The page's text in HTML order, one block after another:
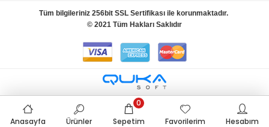
Tüm bilgileriniz 256bit SSL Sertifikası ile korunmaktadır.
© 2021 Tüm Hakları Saklıdır
Anasayfa Ürünler Sepetim
0
Favorilerim
Hesabım